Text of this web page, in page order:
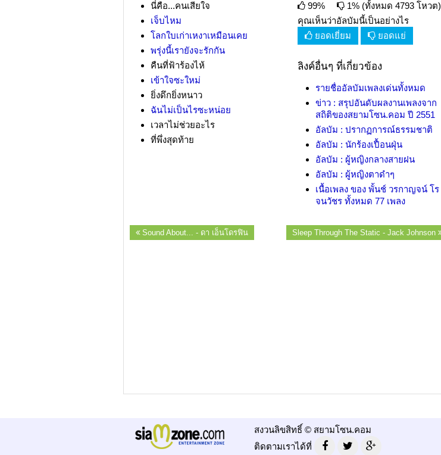
นี่คือ...คนเสียใจ
เจ็บไหม
โลกใบเก่าเหงาเหมือนเคย
พรุ่งนี้เรายังจะรักกัน
คืนที่ฟ้าร้องไห้
เข้าใจซะใหม่
ยิ่งดึกยิ่งหนาว
ฉันไม่เป็นไรซะหน่อย
เวลาไม่ช่วยอะไร
ที่พึ่งสุดท้าย
99%
1% (ทั้งหมด 4793 โหวต)
คุณเห็นว่าอัลบัมนี้เป็นอย่างไร
ยอดเยี่ยม
ยอดแย่
ลิงค์อื่นๆ ที่เกี่ยวข้อง
รายชื่ออัลบัมเพลงเด่นทั้งหมด
ข่าว : สรุปอันดับผลงานเพลงจาก
สถิติของสยามโซน.คอม ปี 2551
อัลบัม : ปรากฏการณ์ธรรมชาติ
อัลบัม : นักร้องเปื้อนฝุ่น
อัลบัม : ผู้หญิงกลางสายฝน
อัลบัม : ผู้หญิงตาดำๆ
เนื้อเพลง ของ พั้นช์ วรกาญจน์ โร
จนวัชร ทั้งหมด 77 เพลง
Sleep Through The Static - Jack Johnson
Sound About... - ดา เอ็นโดรฟิน
สงวนลิขสิทธิ์ © สยามโซน.คอม
ติดตามเราได้ที่